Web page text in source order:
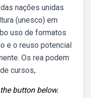
nações unidas
(unesco) em
uso de formatos
e o reuso potencial
Os rea podem
cursos,.
button below.